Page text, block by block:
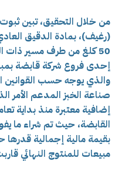
من خلال التحقيق، تبين ثبوت
(رغيف)، بمادة الدقيق
50 كلغ من طرف مسير ذات
والذي يوجه حسب القوانين
صناعة الخبز المدعم الأمر
إضافية معتبرة منذ بداية
مبيعات للمنتوج النهائي قاربت 77 مليار سنتيم وفق